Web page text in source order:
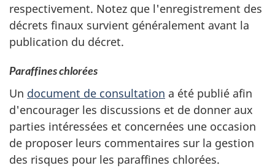
respectivement. Notez que l'enregistrement des
décrets finaux survient généralement avant la
publication du décret.
Paraffines chlorées
Un document de consultation a été publié afin
d'encourager les discussions et de donner aux
parties intéressées et concernées une occasion
de proposer leurs commentaires sur la gestion
des risques pour les paraffines chlorées.